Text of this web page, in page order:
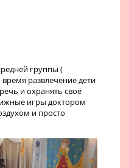
группы (
развлечение дети
и охранять своё
игры доктором
и просто